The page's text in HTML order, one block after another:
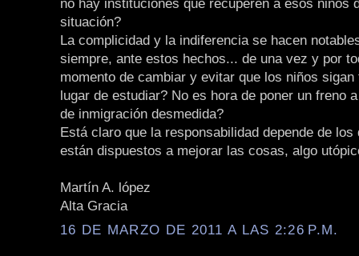
no hay instituciones que recuperen a esos niños
situación?
La complicidad y la indiferencia se hacen
siempre, ante estos hechos... de una vez y por
momento de cambiar y evitar que los niños sigan
lugar de estudiar? No es hora de poner un freno
de inmigración desmedida?
Está claro que la responsabilidad depende de los
están dispuestos a mejorar las cosas, algo
Martín A. lópez
Alta Gracia
16 DE MARZO DE 2011 A LAS 2:26 P.M.